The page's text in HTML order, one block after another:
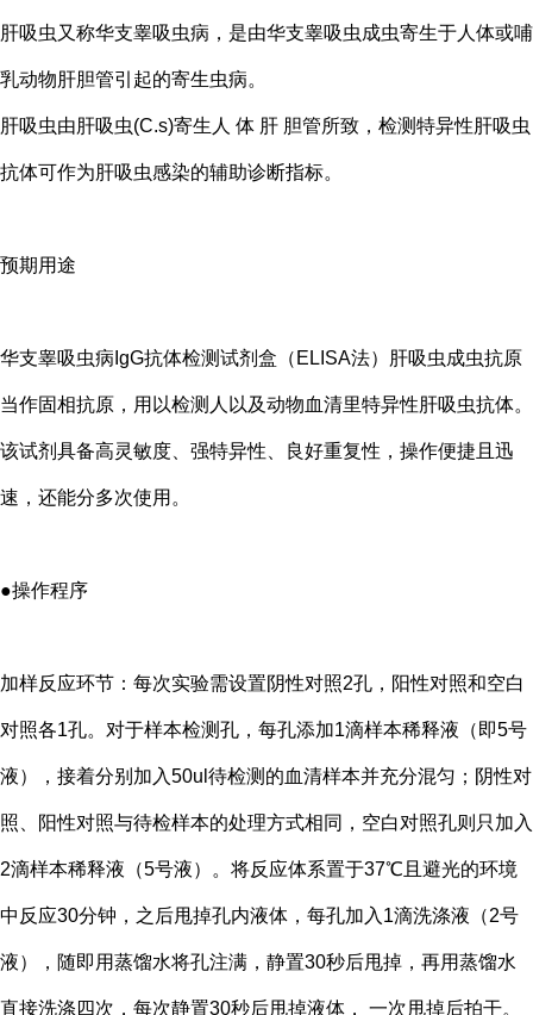
肝吸虫又称华支睾吸虫病，是由华支睾吸虫成虫寄生于人体或哺
乳动物肝胆管引起的寄生虫病。
肝吸虫由肝吸虫(C.s)寄生人 体 肝 胆管所致，检测特异性肝吸虫
抗体可作为肝吸虫感染的辅助诊断指标。
预期用途
华支睾吸虫病IgG抗体检测试剂盒（ELISA法）肝吸虫成虫抗原
当作固相抗原，用以检测人以及动物血清里特异性肝吸虫抗体。
该试剂具备高灵敏度、强特异性、良好重复性，操作便捷且迅
速，还能分多次使用。
●操作程序
加样反应环节：每次实验需设置阴性对照2孔，阳性对照和空白
对照各1孔。对于样本检测孔，每孔添加1滴样本稀释液（即5号
液），接着分别加入50ul待检测的血清样本并充分混匀；阴性对
照、阳性对照与待检样本的处理方式相同，空白对照孔则只加入
2滴样本稀释液（5号液）。将反应体系置于37℃且避光的环境
中反应30分钟，之后甩掉孔内液体，每孔加入1滴洗涤液（2号
液），随即用蒸馏水将孔注满，静置30秒后甩掉，再用蒸馏水
直接洗涤四次，每次静置30秒后甩掉液体， 一次甩掉后拍干。